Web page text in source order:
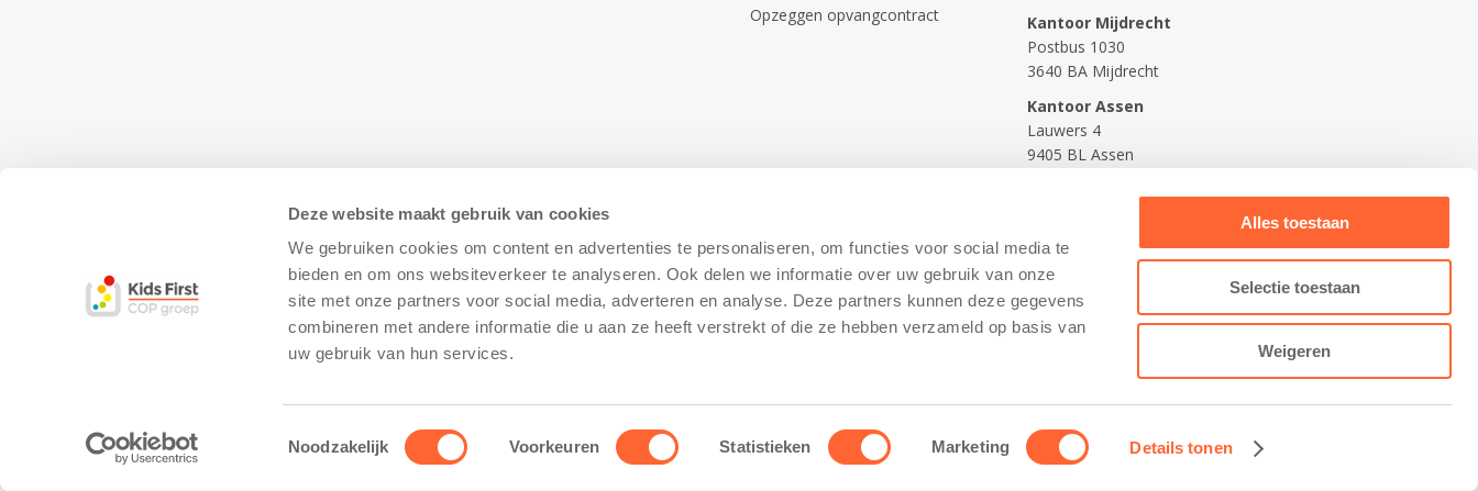
Deze website maakt gebruik van cookies
We gebruiken cookies om content en advertenties te personaliseren, om functies voor social media te
bieden en om ons websiteverkeer te analyseren. Ook delen we informatie over uw gebruik van onze
site met onze partners voor social media, adverteren en analyse. Deze partners kunnen deze gegevens
combineren met andere informatie die u aan ze heeft verstrekt of die ze hebben verzameld op basis van
uw gebruik van hun services.
Toestemmingsselectie
Noodzakelijk Voorkeuren Statistieken Marketing Details tonen
Alles toestaan
Selectie toestaan
Weigeren
Opzeggen opvangcontract
Kantoor Mijdrecht
Postbus 1030
3640 BA Mijdrecht
Kantoor Assen
Lauwers 4
9405 BL Assen
© Copyright - Kidsfirst Privacy Policy –Disclaimer– Cookiebeleid
Contact opnemen